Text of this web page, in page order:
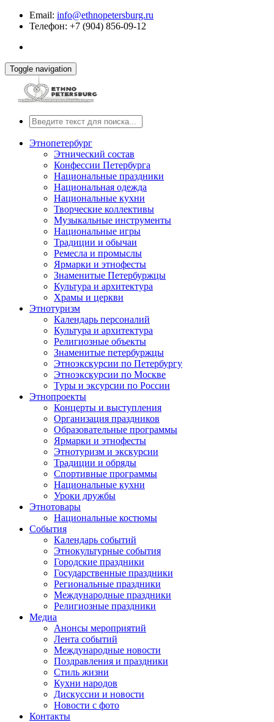
Email: info@ethnopetersburg.ru
Телефон: +7 (904) 856-09-12
Toggle navigation
Этнопетербург
Этнический состав
Конфессии Петербурга
Национальные праздники
Национальная одежда
Национальные кухни
Творческие коллективы
Музыкальные инструменты
Национальные игры
Традиции и обычаи
Ремесла и промыслы
Ярмарки и этнофесты
Знаменитые Петербуржцы
Культура и архитектура
Храмы и церкви
Этнотуризм
Календарь персоналий
Культура и архитектура
Религиозные объекты
Знаменитые петербуржцы
Этноэкскурсии по Петербургу
Этноэкскурсии по Москве
Туры и эксурсии по России
Этнопроекты
Концерты и выступления
Организация праздников
Образовательные программы
Ярмарки и этнофесты
Этнотуризм и экскурсии
Традиции и обряды
Спортивные программы
Национальные кухни
Уроки дружбы
Этнотовары
Национальные костюмы
События
Календарь событий
Этнокультурные события
Городские праздники
Государственные праздники
Региональные праздники
Международные праздники
Религиозные праздники
Медиа
Анонсы мероприятий
Лента событий
Международные новости
Поздравления и праздники
Cтиль жизни
Кухни народов
Дискуссии и новости
Новости с фото
Контакты